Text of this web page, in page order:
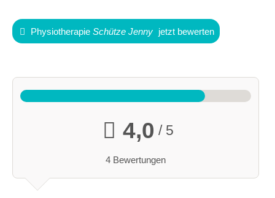
Physiotherapie Schütze Jenny jetzt bewerten
4,0 / 5
4 Bewertungen